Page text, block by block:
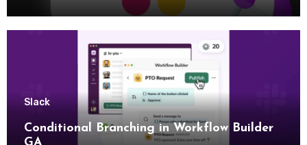
Slack
Conditional Branching in Workflow Builder